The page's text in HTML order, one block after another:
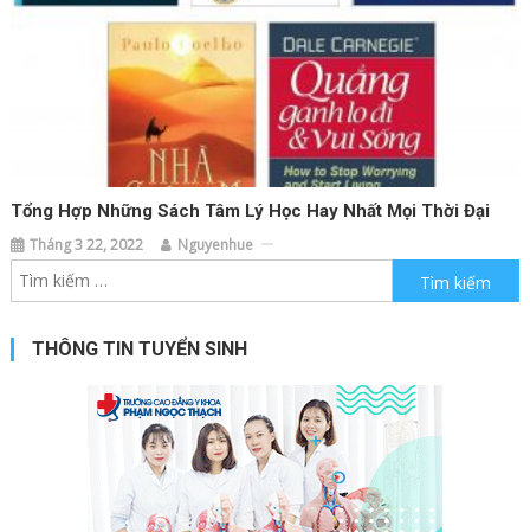
Tổng Hợp Những Sách Tâm Lý Học Hay Nhất Mọi Thời Đại
Tháng 3 22, 2022 Nguyenhue
Tìm kiếm cho:
THÔNG TIN TUYỂN SINH